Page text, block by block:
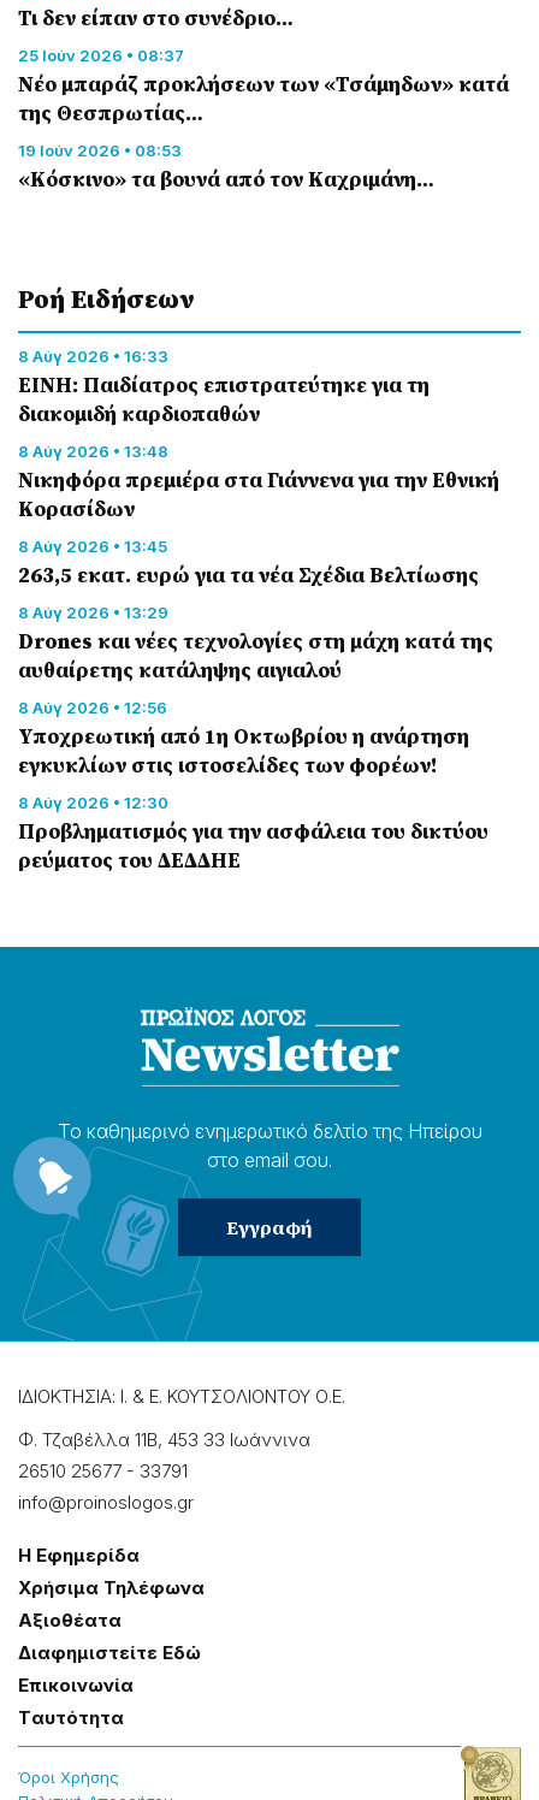
Τι δεν είπαν στο συνέδριο…
25 Ιούν 2026 • 08:37
Νέο μπαράζ προκλήσεων των «Τσάμηδων» κατά
της Θεσπρωτίας…
19 Ιούν 2026 • 08:53
«Κόσκινο» τα βουνά από τον Καχριμάνη…
Ροή Eιδήσεων
8 Αύγ 2026 • 16:33
ΕΙΝΗ: Παιδίατρος επιστρατεύτηκε για τη
διακομιδή καρδιοπαθών
8 Αύγ 2026 • 13:48
Nικηφόρα πρεμιέρα στα Γιάννενα για την Εθνική
Κορασίδων
8 Αύγ 2026 • 13:45
263,5 εκατ. ευρώ για τα νέα Σχέδια Βελτίωσης
8 Αύγ 2026 • 13:29
Drones και νέες τεχνολογίες στη μάχη κατά της
αυθαίρετης κατάληψης αιγιαλού
8 Αύγ 2026 • 12:56
Υποχρεωτική από 1η Οκτωβρίου η ανάρτηση
εγκυκλίων στις ιστοσελίδες των φορέων!
8 Αύγ 2026 • 12:30
Προβληματισμός για την ασφάλεια του δικτύου
ρεύματος του ΔΕΔΔΗΕ
Το καθημερɩνό ενημερωτɩκό δελτίο της Ηπείρου
στο email σου.
ΙΔΙΟΚΤΗΣΙΑ: Ι. & Ε. ΚΟΥΤΣΟΛΙΟΝΤΟΥ Ο.Ε.
Φ. Τζαβέλλα 11Β, 453 33 Ιωάννɩνα
26510 25677 - 33791
info@proinoslogos.gr
Η Εφημερίδα
Χρήσɩμα Τηλέφωνα
Αξɩοθέατα
Δɩαφημɩστείτε Εδώ
Επɩκοɩνωνία
Tαυτότητα
Όροɩ Χρήσης